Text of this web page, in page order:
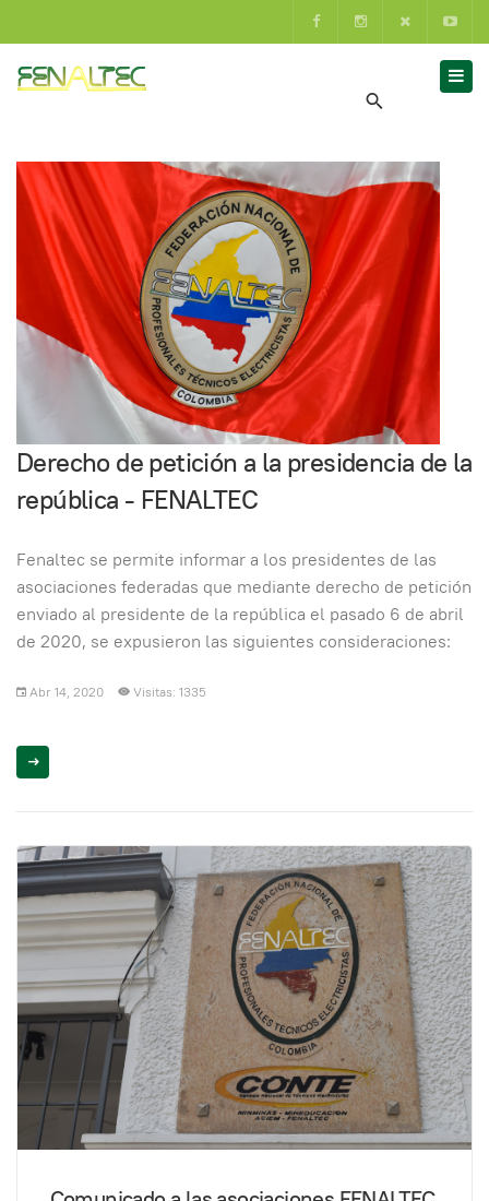
Derecho de petición a la presidencia de la
república - FENALTEC
Fenaltec se permite informar a los presidentes de las
asociaciones federadas que mediante derecho de petición
enviado al presidente de la república el pasado 6 de abril
de 2020, se expusieron las siguientes consideraciones:
Abr 14, 2020 Visitas: 1335